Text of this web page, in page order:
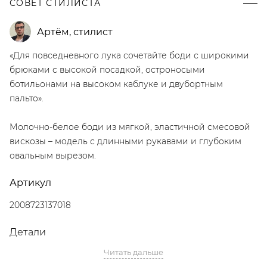
СОВЕТ СТИЛИСТА
Артём, стилист
«Для повседневного лука сочетайте боди с широкими
брюками с высокой посадкой, остроносыми
ботильонами на высоком каблуке и двубортным
пальто».
Молочно-белое боди из мягкой, эластичной смесовой
вискозы – модель с длинными рукавами и глубоким
овальным вырезом.
Артикул
2008723137018
Детали
– Дизайн: Санкт-Петербург, Россия;
Читать дальше